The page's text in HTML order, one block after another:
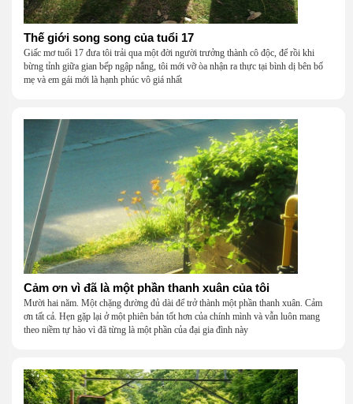
Thế giới song song của tuổi 17
Giấc mơ tuổi 17 đưa tôi trải qua một đời người trưởng thành cô độc, để rồi khi
bừng tỉnh giữa gian bếp ngập nắng, tôi mới vỡ òa nhận ra thực tại bình dị bên bố
mẹ và em gái mới là hạnh phúc vô giá nhất
Cảm ơn vì đã là một phần thanh xuân của tôi
Mười hai năm. Một chặng đường đủ dài để trở thành một phần thanh xuân. Cảm
ơn tất cả. Hẹn gặp lại ở một phiên bản tốt hơn của chính mình và vẫn luôn mang
theo niềm tự hào vì đã từng là một phần của đại gia đình này